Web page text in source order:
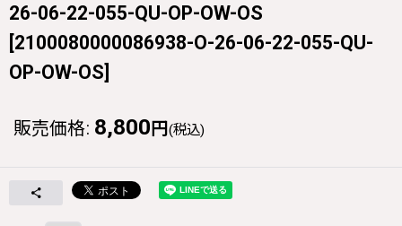
26-06-22-055-QU-OP-OW-OS
[2100080000086938-O-26-06-22-055-QU-
OP-OW-OS]
販売価格: 8,800 円 (税込)